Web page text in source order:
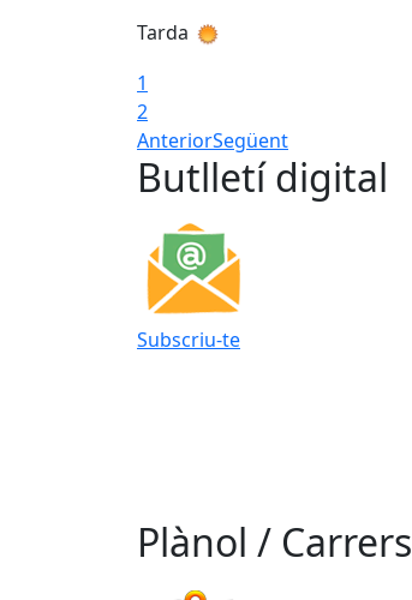
Tarda
1
2
AnteriorSegüent
Butlletí digital
Subscriu-te
Plànol / Carrers